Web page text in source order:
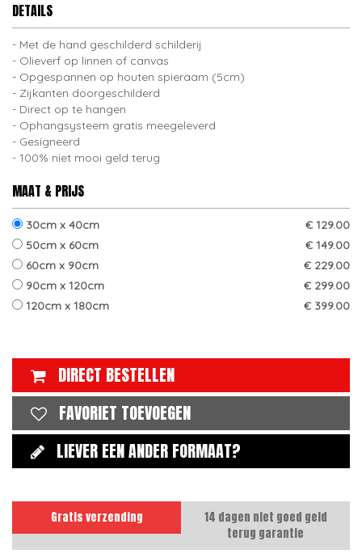
DETAILS
Met de hand geschilderd schilderij
Olieverf op linnen of canvas
Opgespannen op houten spieraam (5cm)
Zijkanten doorgeschilderd
Direct op te hangen
Ophangsysteem gratis meegeleverd
Gesigneerd
100% niet mooi geld terug
MAAT & PRIJS
30cm x 40cm
€ 129.00
50cm x 60cm
€ 149.00
60cm x 90cm
€ 229.00
90cm x 120cm
€ 299.00
120cm x 180cm
€ 399.00
DIRECT BESTELLEN
FAVORIET TOEVOEGEN
LIEVER EEN ANDER FORMAAT?
Gratis verzending
14 dagen niet goed geld
terug garantie